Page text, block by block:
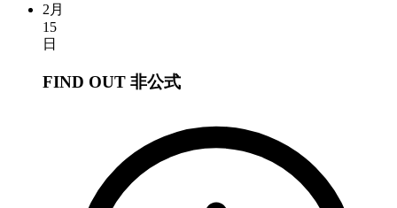
2月
15
日
FIND OUT 非公式